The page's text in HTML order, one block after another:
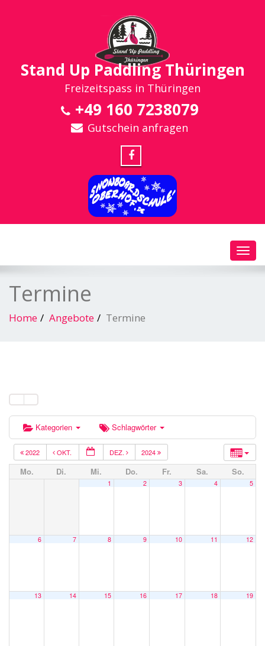
Stand Up Paddling Thüringen
Freizeitspass in Thüringen
+49 160 7238079
Gutschein anfragen
Termine
Home Angebote Termine
Kategorien Schlagwörter
2022 OKT. DEZ. 2024
Mo. Di. Mi. Do. Fr. Sa. So.
1 2 3 4 5
6 7 8 9 10 11 12
13 14 15 16 17 18 19